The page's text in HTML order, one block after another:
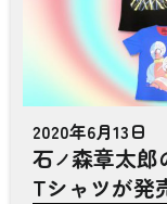
2020年6月13日
石ノ森章太郎
Tシャツが発